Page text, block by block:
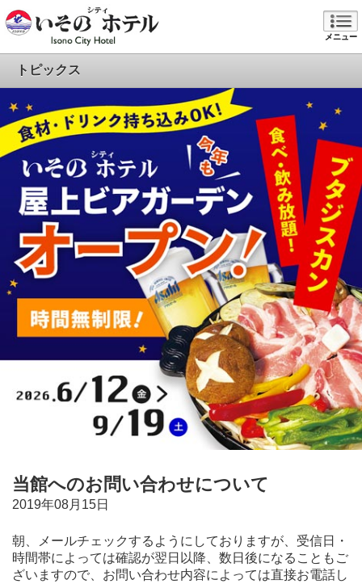
メニュー
トピックス
当館へのお問い合わせについて
2019年08月15日
朝、メールチェックするようにしておりますが、受信日・
時間帯によっては確認が翌日以降、数日後になることもご
ざいますので、お問い合わせ内容によっては直接お電話し